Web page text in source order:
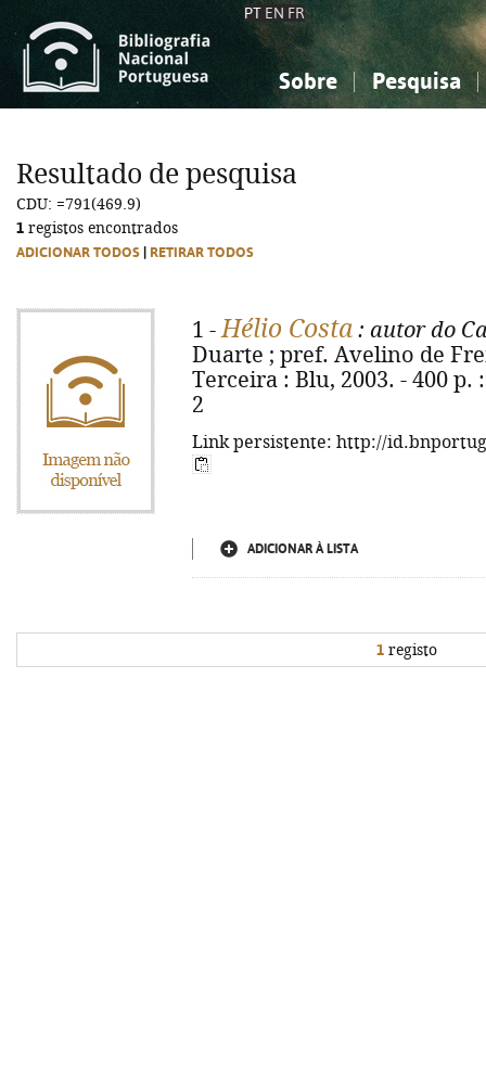
PT EN FR
Sobre Pesquisa
Ciências sociais...
Ciências sociais...
Resultado de pesquisa
CDU: =791(469.9)
1 registos encontrados
ADICIONAR TODOS RETIRAR TODOS
1 -Hélio Costa : autor do
Duarte ; pref. Avelino de
Terceira : Blu, 2003. - 400 p.
2
Link persistente: http://
ADICIONAR À LISTA
1 registo